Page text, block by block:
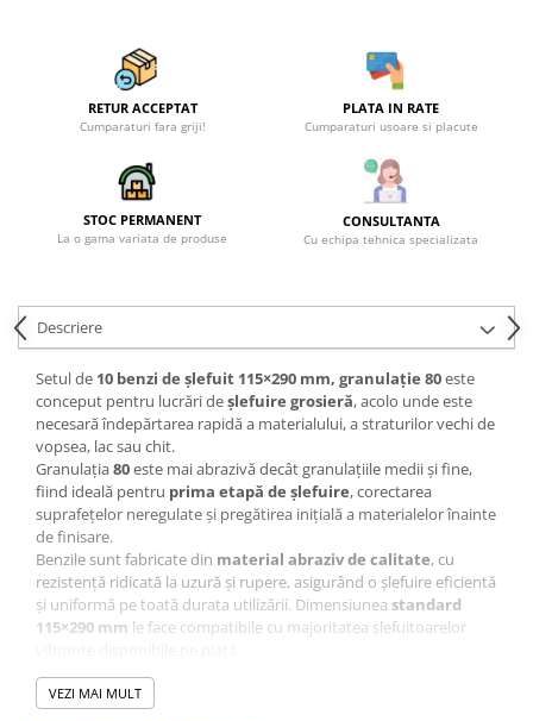
Corpuri de iluminat
Aplice si plafoniere
Lustre si pendule
Accesorii corpuri de iluminat
Lampi de veghe copii
Veioze si lampi
CRACIUN
Accesorii decorative
Caciuli
Figurine si decoratiuni Craciun
Globuri
Instalatii de Craciun
Lumanari si candele
Suporturi lumanari
Curatenie
Maturi, Mopuri si galeti
RETUR ACCEPTAT
Cumparaturi fara griji!
PLATA IN RATE
Cumparaturi usoare si placute
STOC PERMANENT
La o gama variata de produse
CONSULTANTA
Cu echipa tehnica specializata
Descriere
Setul de 10 benzi de șlefuit 115×290 mm, granulație 80este
conceput pentru lucrări deșlefuire grosieră, acolo unde este
necesară îndepărtarea rapidă a materialului, a straturilor vechi de
vopsea, lac sau chit.
Granulația80este mai abrazivă decât granulațiile medii și fine,
fiind ideală pentru prima etapă de șlefuire, corectarea
suprafețelor neregulate și pregătirea inițială a materialelor înainte
de finisare.
Benzile sunt fabricate din material abraziv de calitate, cu
rezistență ridicată la uzură și rupere, asigurând o șlefuire eficientă
și uniformă pe toată durata utilizării. Dimensiunea standard
115×290 mm le face compatibile cu majoritatea șlefuitoarelor
Acest set este potrivit pentru:
lemn masiv sau PAL
VEZI MAI MULT